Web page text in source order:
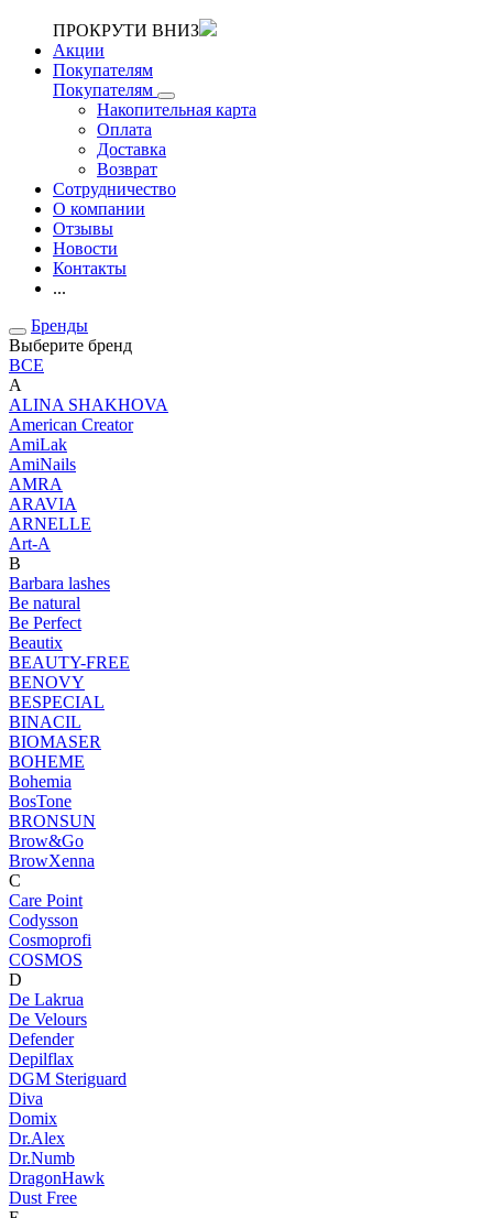
ПРОКРУТИ ВНИЗ
Акции
Покупателям
Покупателям
Накопительная карта
Оплата
Доставка
Возврат
Сотрудничество
О компании
Отзывы
Новости
Контакты
...
Бренды
Выберите бренд
ВСЕ
A
ALINA SHAKHOVA
American Creator
AmiLak
AmiNails
AMRA
ARAVIA
ARNELLE
Art-A
B
Barbara lashes
Be natural
Be Perfect
Beautix
BEAUTY-FREE
BENOVY
BESPECIAL
BINACIL
BIOMASER
BOHEME
Bohemia
BosTone
BRONSUN
Brow&Go
BrowXenna
C
Care Point
Codysson
Cosmoprofi
COSMOS
D
De Lakrua
De Velours
Defender
Depilflax
DGM Steriguard
Diva
Domix
Dr.Alex
Dr.Numb
DragonHawk
Dust Free